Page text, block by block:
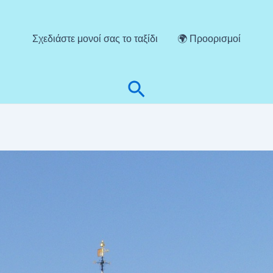
Σχεδιάστε μονοί σας το ταξίδι 🌍 Προορισμοί
Αναζήτηση